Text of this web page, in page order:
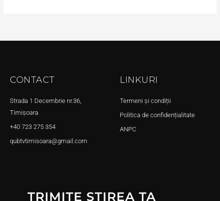
CONTACT
Strada 1 Decembrie nr.36,
Timișoara
+40 723 275 354
qubtvtimisoara@gmail.com
LINKURI
Termeni și condiții
Politica de confidențialitate
ANPC
TRIMITE ȘTIREA TA